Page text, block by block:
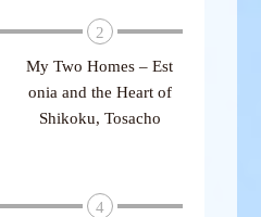
2
My Two Homes – Est
onia and the Heart of
Shikoku, Tosacho
4